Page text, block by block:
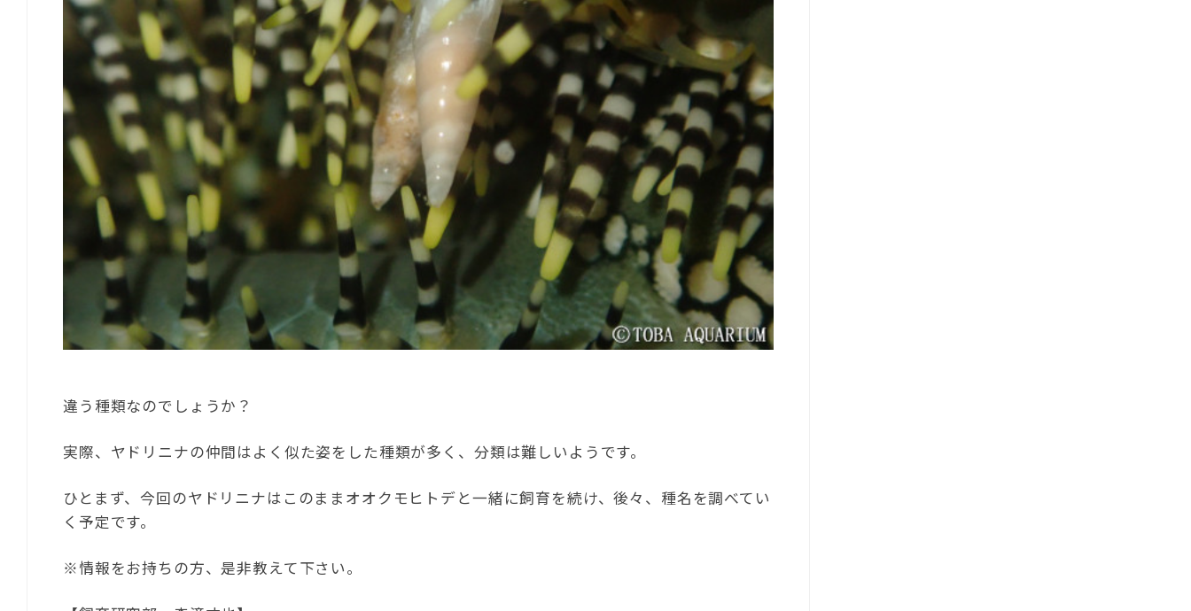
違う種類なのでしょうか？
実際、ヤドリニナの仲間はよく似た姿をした種類が多く、分類は難しいようです。
ひとまず、今回のヤドリニナはこのままオオクモヒトデと一緒に飼育を続け、後々、種名を調べてい
く予定です。
※情報をお持ちの方、是非教えて下さい。